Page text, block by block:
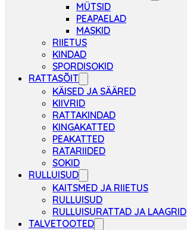
MÜTSID
PEAPAELAD
MASKID
RIIETUS
KINDAD
SPORDISOKID
RATTASÕIT
KÄISED JA SÄÄRED
KIIVRID
RATTAKINDAD
KINGAKATTED
PEAKATTED
RATARIIDED
SOKID
RULLUISUD
KAITSMED JA RIIETUS
RULLUISUD
RULLUISURATTAD JA LAAGRID
TALVETOOTED